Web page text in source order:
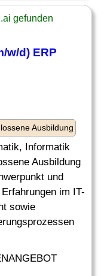
gefunden
w/d) ERP
Ausbildung
Informatik
Ausbildung
und
im IT-
sowie